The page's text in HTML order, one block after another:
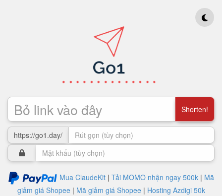
Shorten!
https://go1.day/
Mua ClaudeKit | Tải MOMO nhận ngay 500k | Mã
giảm giá Shopee| Mã giảm giá Shopee | Hosting Azdigi 50k